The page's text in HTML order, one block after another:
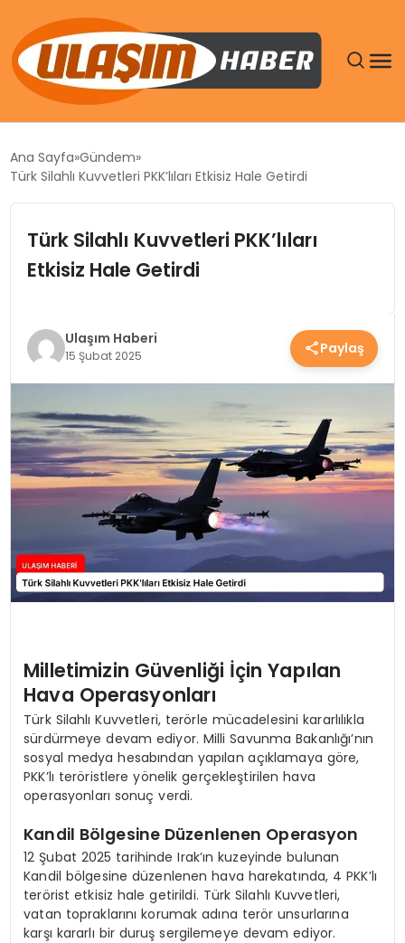
DÜNYA
SPOR
TEKNOLOJI
SAĞLIK
YAŞAM
Ana Sayfa Gündem
Türk Silahlı Kuvvetleri PKK’lıları Etkisiz Hale Getirdi
Türk Silahlı Kuvvetleri PKK’lıları
Etkisiz Hale Getirdi
Ulaşım Haberi
15 Şubat 2025 Paylaş
Milletimizin Güvenliği İçin Yapılan
Hava Operasyonları
Türk Silahlı Kuvvetleri, terörle mücadelesini kararlılıkla
sürdürmeye devam ediyor. Milli Savunma Bakanlığı’nın
sosyal medya hesabından yapılan açıklamaya göre,
PKK’lı teröristlere yönelik gerçekleştirilen hava
operasyonları sonuç verdi.
Kandil Bölgesine Düzenlenen Operasyon
12 Şubat 2025 tarihinde Irak’ın kuzeyinde bulunan
Kandil bölgesine düzenlenen hava harekatında, 4 PKK’lı
terörist etkisiz hale getirildi. Türk Silahlı Kuvvetleri,
vatan topraklarını korumak adına terör unsurlarına
karşı kararlı bir duruş sergilemeye devam ediyor.